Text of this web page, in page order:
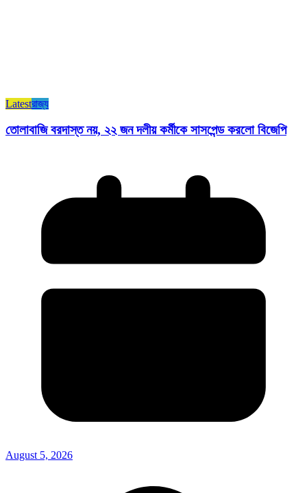
Latestরাজ্য​
তোলাবাজি বরদাস্ত নয়, ২২ জন দলীয় কর্মীকে সাসপেন্ড করলো বিজেপি
August 5, 2026